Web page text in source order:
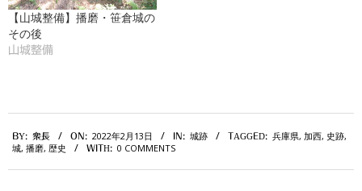
【山城整備】播磨・笹倉城の
その後
山城整備
02-
BY: 衆長 ON: 2022年2月13日 IN: 城跡 TAGGED: 兵庫県, 加西, 史跡,
城, 播磨, 歴史 WITH: 0 COMMENTS